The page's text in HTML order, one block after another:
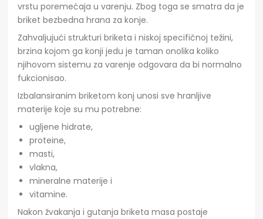
vrstu poremećaja u varenju. Zbog toga se smatra da je
briket bezbedna hrana za konje.
Zahvaljujući strukturi briketa i niskoj specifičnoj težini,
brzina kojom ga konji jedu je taman onolika koliko
njihovom sistemu za varenje odgovara da bi normalno
fukcionisao.
Izbalansiranim briketom konj unosi sve hranljive
materije koje su mu potrebne:
ugljene hidrate,
proteine,
masti,
vlakna,
mineralne materije i
vitamine.
Nakon žvakanja i gutanja briketa masa postaje